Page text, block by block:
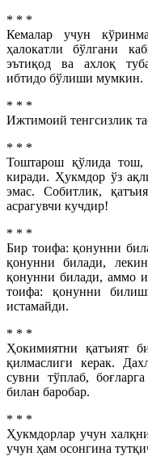
* * *
Кемалар учун
ҳалокатли бўлгани
эътиқод ва ахлоқ
ибтидо бўлиши мумкин.
* * *
Ижтимоий тенгсизлик
* * *
Тоштарош қўлида тош,
киради. Ҳукмдор ўз
эмас. Собитлик,
асрагувчи кучдир!
* * *
Бир тоифа: қонунни
қонунни билади,
қонунни билади, аммо
тоифа: қонунни
истамайди.
* * *
Ҳокимиятни қатъият
қилмаслиги керак.
сувни тўплаб,
билан баробар.
* * *
Ҳукмдорлар учун
учун ҳам осонгина